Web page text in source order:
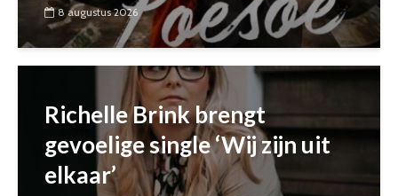
8 augustus 2026
Richelle Brink brengt
gevoelige single ‘Wij zijn uit
elkaar’